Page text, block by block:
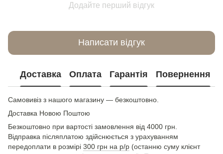
Додайте перший відгук
Написати відгук
Доставка Оплата Гарантія Повернення
Самовивіз з нашого магазину — безкоштовно.
Доставка Новою Поштою
Безкоштовно при вартості замовлення від 4000 грн.
Відправка післяплатою здійснюється з урахуванням
передоплати в розмірі 300 грн на р/р (останню суму клієнт